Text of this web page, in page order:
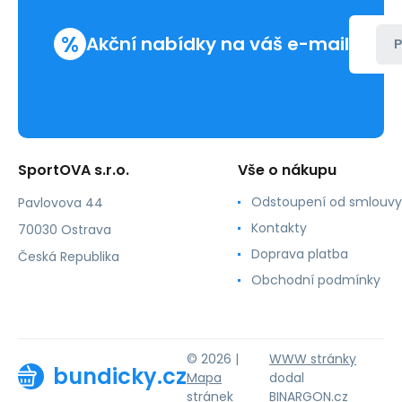
% Akční nabídky na váš e-mail
SportOVA s.r.o.
Pavlovova 44
70030 Ostrava
Česká Republika
Vše o nákupu
Odstoupení od smlouvy
Kontakty
Doprava platba
Obchodní podmínky
bundicky.cz
© 2026 |
Mapa
stránek
WWW stránky
dodal
BINARGON.cz